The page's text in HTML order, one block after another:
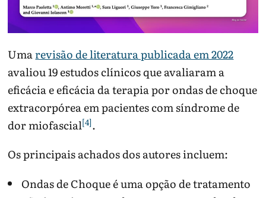
Umarevisão de literatura publicada em 2022
avaliou 19 estudos clínicos que avaliaram a
eficácia e eficácia da terapia por ondas de choque
extracorpórea em pacientes com síndrome de
dor miofascial[4].
Os principais achados dos autores incluem:
Ondas de Choque é uma opção de tratamento